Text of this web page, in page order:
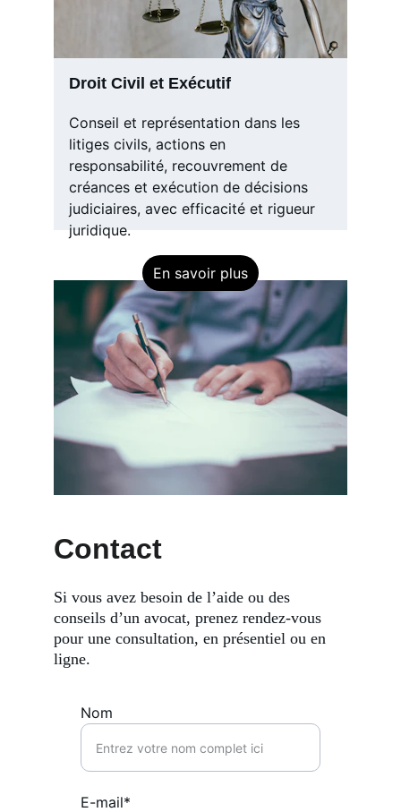
Droit Civil et Exécutif
Conseil et représentation dans les
litiges civils, actions en
responsabilité, recouvrement de
créances et exécution de décisions
judiciaires, avec efficacité et rigueur
juridique.
En savoir plus
Contact
Si vous avez besoin de l’aide ou des
conseils d’un avocat, prenez rendez-vous
pour une consultation, en présentiel ou en
ligne.
Nom
E-mail*